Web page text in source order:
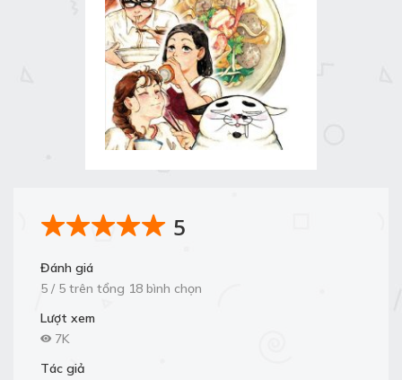
5
Đánh giá
5 / 5 trên tổng 18 bình chọn
Lượt xem
7K
Tác giả